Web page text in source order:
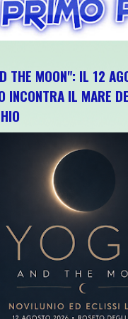
THE MOON": IL 12
INCONTRA IL MARE